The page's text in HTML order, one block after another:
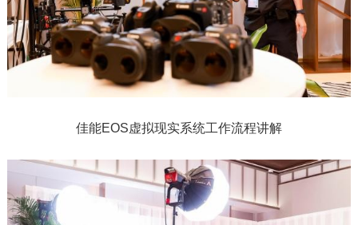
佳能EOS虚拟现实系统工作流程讲解